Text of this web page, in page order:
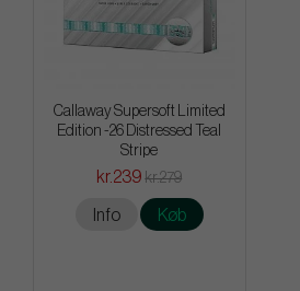
Callaway Supersoft Limited
Edition -26 Distressed Teal
Stripe
kr.239 kr.279
Info Køb